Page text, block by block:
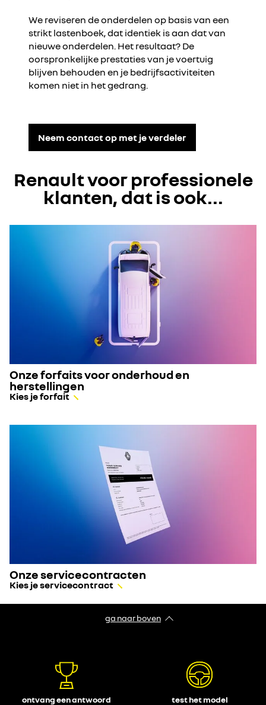
We reviseren de onderdelen op basis van een
strikt lastenboek, dat identiek is aan dat van
nieuwe onderdelen. Het resultaat? De
oorspronkelijke prestaties van je voertuig
blijven behouden en je bedrijfsactiviteiten
komen niet in het gedrang.
Neem contact op met je verdeler
Renault voor professionele
klanten, dat is ook...
Onze forfaits voor onderhoud en
herstellingen
Kies je forfait
Onze servicecontracten
Kies je servicecontract
ga naar boven
ontvang een antwoord
test het model